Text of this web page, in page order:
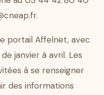
portail Affelnet, avec
janvier à avril. Les
à se renseigner
des informations